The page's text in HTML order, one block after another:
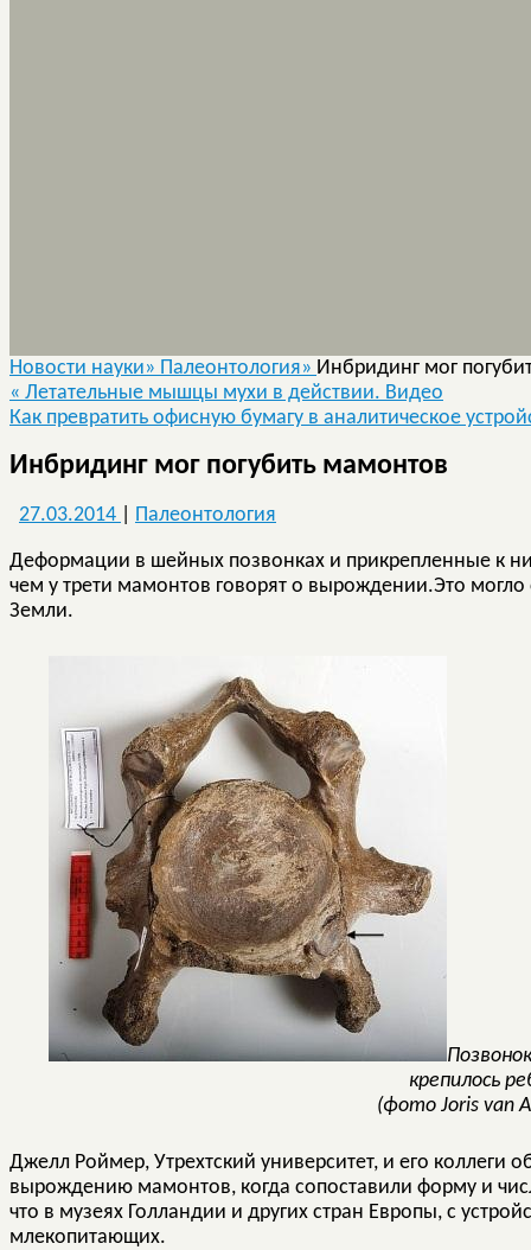
Новости науки» Палеонтология» Инбридинг мог
« Летательные мышцы мухи в действии. Видео
Как превратить офисную бумагу в аналитическое
Инбридинг мог погубить мамонтов
27.03.2014 Палеонтология
Деформации в шейных позвонках и прикрепленные к
чем у трети мамонтов говорят о вырождении.Это могло
Земли.
крепилось
(фото Joris van
Джелл Роймер, Утрехтский университет, и его коллеги
вырождению мамонтов, когда сопоставили форму и
что в музеях Голландии и других стран Европы, с
млекопитающих.